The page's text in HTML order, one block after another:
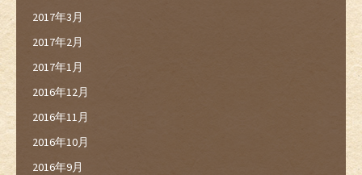
2017年3月
2017年2月
2017年1月
2016年12月
2016年11月
2016年10月
2016年9月